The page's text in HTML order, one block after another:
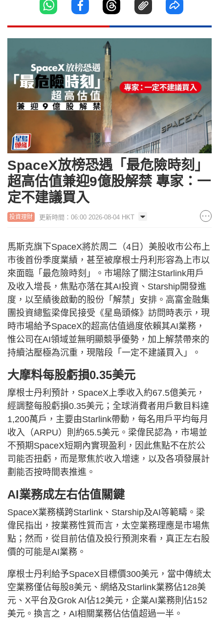
SpaceX放榜恐遇「最危險時刻」
超高估值兼迎9億股解禁 專家：一
定不建議買入
投資理財 更新時間：06:00 2026-08-04 HKT
馬斯克旗下SpaceX將於周二（4日）美股收市公布上
市後首份季度業績，甚至被摩根士丹利形容為上市以
來面臨「最危險時刻」。市場除了關注Starlink用戶
及收入增長，焦點亦落在其AI投資、Starship開發進
度，以至績後啟動的股份「解禁」安排。高富金融集
團投資總監梁偉民接受《星島頭條》訪問時表示，現
時市場給予SpaceX的超高估值過度依賴其AI業務，
惟公司在AI領域並無明顯競爭優勢，加上解禁帶來的
持續沽壓極為沉重，現階段「一定不建議買入」。
大摩料每股虧損0.35美元
摩根士丹利預計，SpaceX上季收入約67.5億美元，
經調整每股虧損0.35美元；全球消費者用戶數目料達
1,200萬戶，主要由Starlink帶動，每名用戶平均每月
收入（ARPU）則約65.5美元。梁偉民認為，市場並
不預期SpaceX短期內實現盈利，因此焦點不在於公
司能否扭虧，而是聚焦於收入增速，以及各項發展計
劃能否按時間表推進。
AI業務成左右估值關鍵
SpaceX業務橫跨Starlink、Starship及AI等範疇。梁
偉民指出，按業務性質而言，太空業務理應是市場焦
點；然而，從目前估值及投行預測來看，真正左右股
價的可能是AI業務。
摩根士丹利給予SpaceX目標價300美元，當中傳統太
空業務僅佔每股8美元、網絡及Starlink業務佔128美
元、X平台及Grok AI佔12美元，企業AI業務則佔152
美元。換言之，AI相關業務佔估值超過一半。